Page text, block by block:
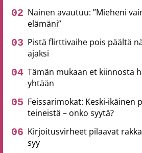
Nainen avautuu: ”Mieheni
elämäni”
Pistä flirttivaihe pois päältä
ajaksi
Tämän mukaan et kiinnosta
yhtään
Feissarimokat: Keski-ikäinen
teineistä – onko syytä?
Kirjoitusvirheet pilaavat
syy